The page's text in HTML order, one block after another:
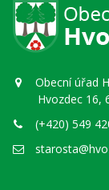
Obecní úřad
Hvozdec 16,
(+420) 549